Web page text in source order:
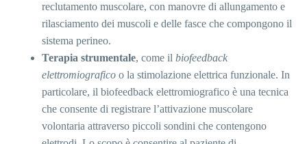
reclutamento muscolare, con manovre di allungamento e
rilasciamento dei muscoli e delle fasce che compongono il
sistema perineo.
Terapia strumentale, come il biofeedback
elettromiografico o la stimolazione elettrica funzionale. In
particolare, il biofeedback elettromiografico è una tecnica
che consente di registrare l’attivazione muscolare
volontaria attraverso piccoli sondini che contengono